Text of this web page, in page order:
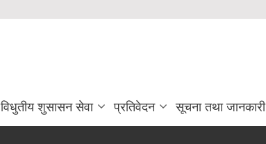
विधुतीय शुसासन सेवा प्रतिवेदन सूचना तथा जानकारी